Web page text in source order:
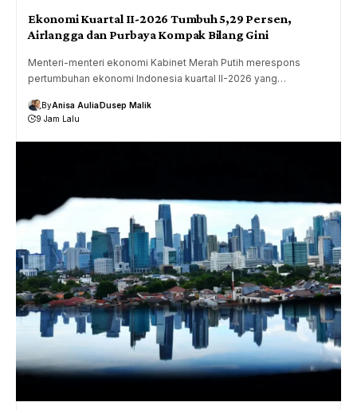
Ekonomi Kuartal II-2026 Tumbuh 5,29 Persen,
Airlangga dan Purbaya Kompak Bilang Gini
Menteri-menteri ekonomi Kabinet Merah Putih merespons
pertumbuhan ekonomi Indonesia kuartal II-2026 yang…
ByAnisa AuliaDusep Malik
9 Jam Lalu